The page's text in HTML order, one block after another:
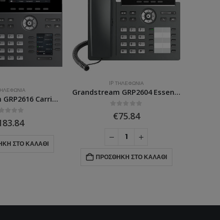
Grandstream GRP2604 Essential HD IP Phone (Without PoE) IP ΤΗΛΕΦΩΝΊΑ
0